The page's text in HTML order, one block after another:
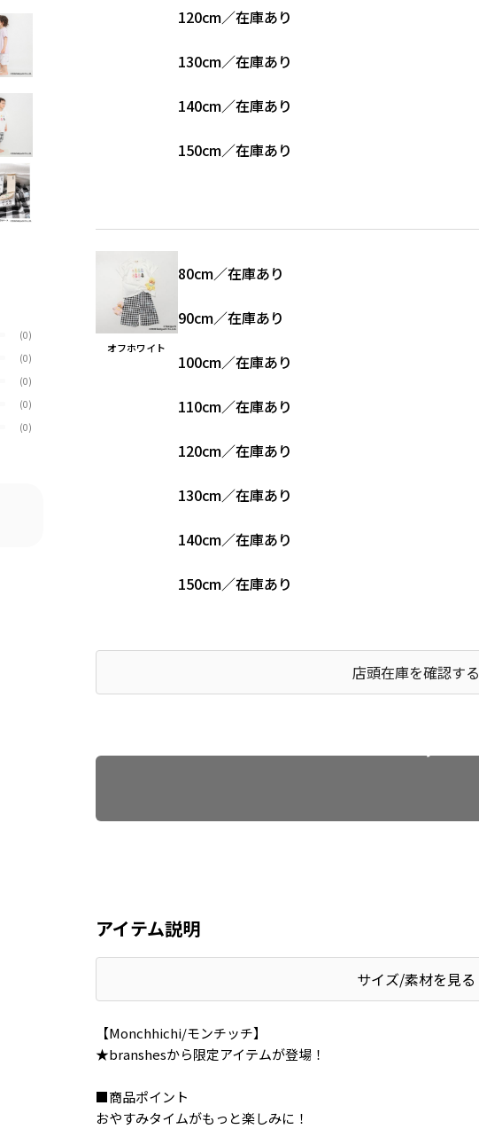
(0)
(0)
(0)
(0)
(0)
120cm／在庫あり
130cm／在庫あり
140cm／在庫あり
150cm／在庫あり
オフホワイト
80cm／在庫あり
90cm／在庫あり
100cm／在庫あり
110cm／在庫あり
120cm／在庫あり
130cm／在庫あり
140cm／在庫あり
150cm／在庫あり
店頭在庫を確認する
アイテム説明
サイズ/素材を見る
【Monchhichi/モンチッチ】
★branshesから限定アイテムが登場！
■商品ポイント
おやすみタイムがもっと楽しみに！